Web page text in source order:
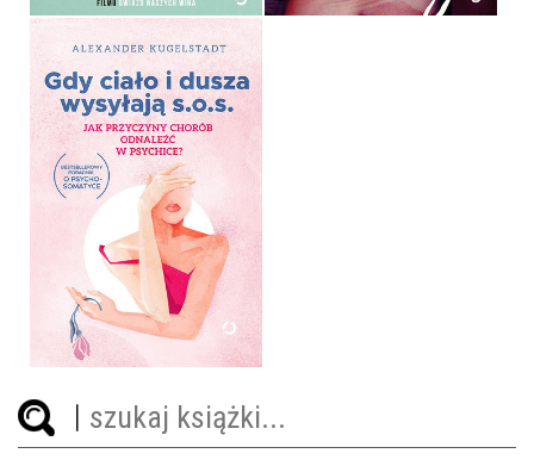
GDY CIAŁO I DUSZA
WYSYŁAJĄ SOS
ALEXANDER KUGELSTADT
OPRAWA MIĘKKA
44,99 ZŁ